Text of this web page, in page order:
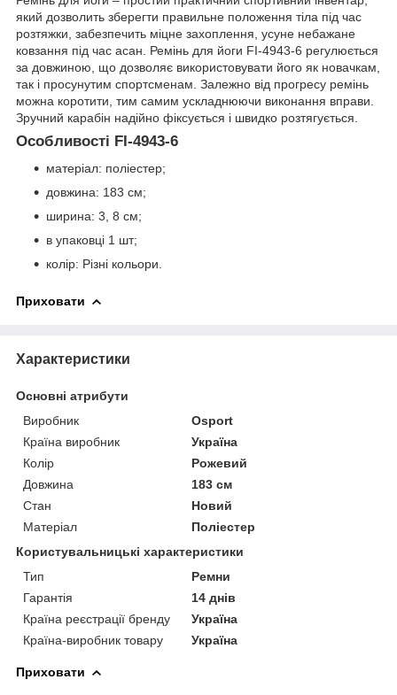
який дозволить зберегти правильне положення тіла під час
розтяжки, забезпечить міцне захоплення, усуне небажане
ковзання під час асан. Ремінь для йоги FI-4943-6 регулюється
за довжиною, що дозволяє використовувати його як новачкам,
так і просунутим спортсменам. Залежно від прогресу ремінь
можна коротити, тим самим ускладнюючи виконання вправи.
Зручний карабін надійно фіксується і швидко розтягується.
Особливості FI-4943-6
матеріал: поліестер;
довжина: 183 см;
ширина: 3, 8 см;
в упаковці 1 шт;
колір: Різні кольори.
Приховати
Характеристики
Основні атрибути
Виробник
Osport
Країна виробник
Україна
Колір
Рожевий
Довжина
183 см
Стан
Новий
Матеріал
Поліестер
Користувальницькі характеристики
Тип
Ремни
Гарантія
14 днів
Країна реєстрації бренду
Україна
Країна-виробник товару
Україна
Приховати